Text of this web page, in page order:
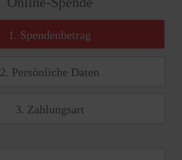
1. Spendenbetrag
2. Persönliche Daten
3. Zahlungsart